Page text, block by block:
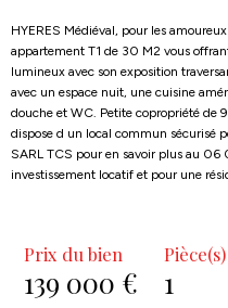
HYERES Médiéval, pour les
appartement T1 de 30 M2 vous
lumineux avec son exposition
avec un espace nuit, une cuisine
douche et WC. Petite copropriété de
dispose d un local commun sécurisé
SARL TCS pour en savoir plus au
investissement locatif et pour une
Prix du bien
139 000 €
Pièce(s)
1